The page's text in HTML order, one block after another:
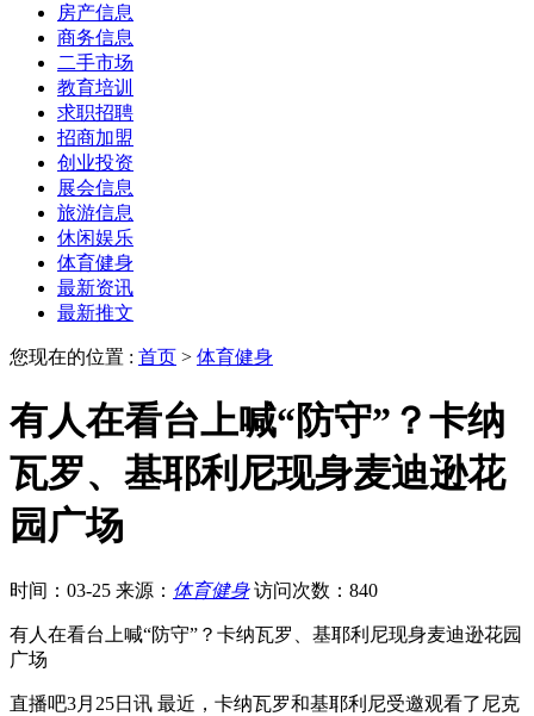
房产信息
商务信息
二手市场
教育培训
求职招聘
招商加盟
创业投资
展会信息
旅游信息
休闲娱乐
体育健身
最新资讯
最新推文
您现在的位置 : 首页 > 体育健身
有人在看台上喊“防守”？卡纳
瓦罗、基耶利尼现身麦迪逊花
园广场
时间：03-25 来源： 体育健身 访问次数：840
有人在看台上喊“防守”？卡纳瓦罗、基耶利尼现身麦迪逊花园
广场
直播吧3月25日讯 最近，卡纳瓦罗和基耶利尼受邀观看了尼克